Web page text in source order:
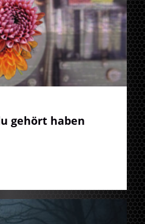
gehört haben